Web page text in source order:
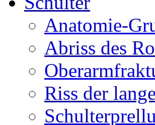
Anatomie-
Abriss des
Riss der